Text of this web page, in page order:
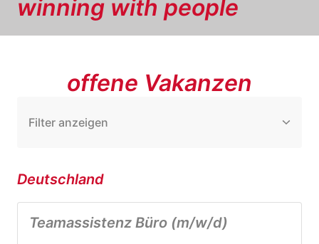
winning with people
offene Vakanzen
Filter anzeigen
Deutschland
Teamassistenz Büro (m/w/d)